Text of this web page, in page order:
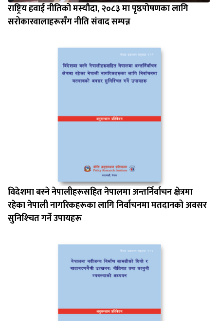
राष्ट्रिय हवाई नीतिको मस्यौदा, २०८३ मा पृष्ठपोषणका लागि
सरोकारवालाहरूसँग नीति संवाद सम्पन्न
विदेशमा बस्‍ने नेपालीहरूसहित नेपालमा अन्तर्निर्वाचन क्षेत्रमा
रहेका नेपाली नागरिकहरूका लागि निर्वाचनमा मतदानको अवसर
सुनिश्‍चित गर्ने उपायहरू